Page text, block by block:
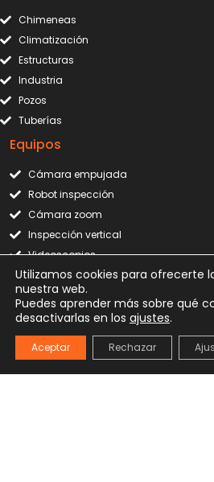
Chimeneas
Climatización
Estructuras
Industria
Pozos
Tuberías
Equipos
Cámara empujada
Robot inspección
Cámara zoom
Inspección vertical
Videoscopios
+34 951 56 2222
info@livretec.com
Utilizamos cookies para ofrecerte
nuestra web.
Puedes aprender más sobre qué
desactivarlas en los ajustes.
Aceptar Rechazar